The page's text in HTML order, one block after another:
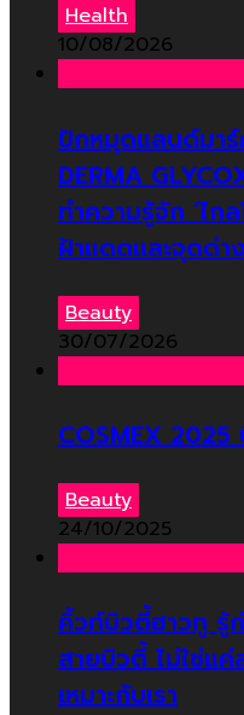
Health
10/08/2026
ปักหมุดแลนด์มา
DERMA
ทำความรู้จัก ‘ไก
ฝ้าแดดและจุดด่า
Beauty
30/07/2026
COSMEX
Beauty
24/10/2025
คิ้วท์บิวตี้ฮาวทู รู้ก่
สายบิวตี้ ไม่ใช่แ
เหมาะกับเรา